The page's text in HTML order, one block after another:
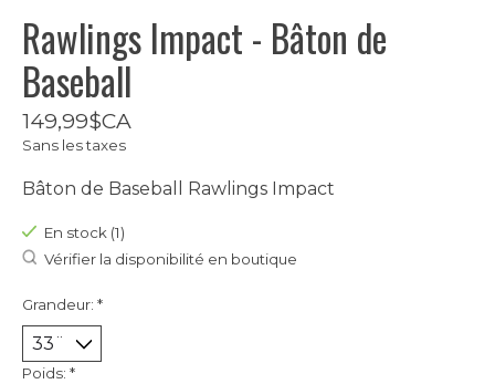
Rawlings Impact - Bâton de
Baseball
149,99$CA
Sans les taxes
Bâton de Baseball Rawlings Impact
En stock (1)
Vérifier la disponibilité en boutique
Grandeur: *
Poids: *